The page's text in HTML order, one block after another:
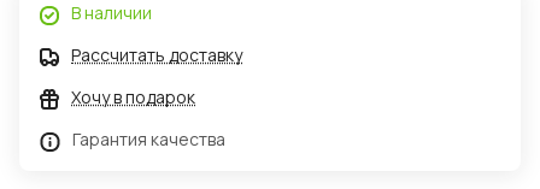
В наличии
Рассчитать доставку
Хочу в подарок
Гарантия качества